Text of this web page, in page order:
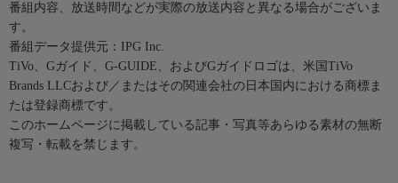
番組内容、放送時間などが実際の放送内容と異なる場合がございま
す。
番組データ提供元：IPG Inc.
TiVo、Gガイド、G-GUIDE、およびGガイドロゴは、米国TiVo
Brands LLCおよび／またはその関連会社の日本国内における商標ま
たは登録商標です。
このホームページに掲載している記事・写真等あらゆる素材の無断
複写・転載を禁じます。